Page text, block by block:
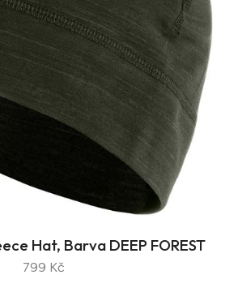
Hat, Barva DEEP FOREST
799 Kč